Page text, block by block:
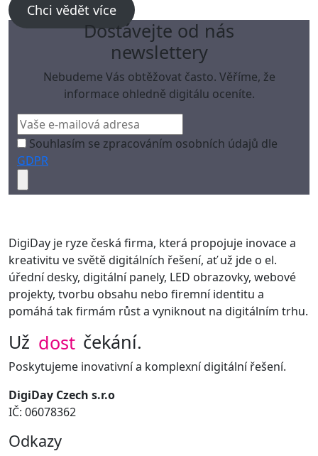
Chci vědět více
Dostávejte od nás
newslettery
Nebudeme Vás obtěžovat často. Věříme, že
informace ohledně digitálu oceníte.
Souhlasím se zpracováním osobních údajů dle
GDPR
DigiDay je ryze česká firma, která propojuje inovace a
kreativitu ve světě digitálních řešení, ať už jde o el.
úřední desky, digitální panely, LED obrazovky, webové
projekty, tvorbu obsahu nebo firemní identitu a
pomáhá tak firmám růst a vyniknout na digitálním trhu.
Už dost čekání.
Poskytujeme inovativní a komplexní digitální řešení.
DigiDay Czech s.r.o
IČ: 06078362
Odkazy